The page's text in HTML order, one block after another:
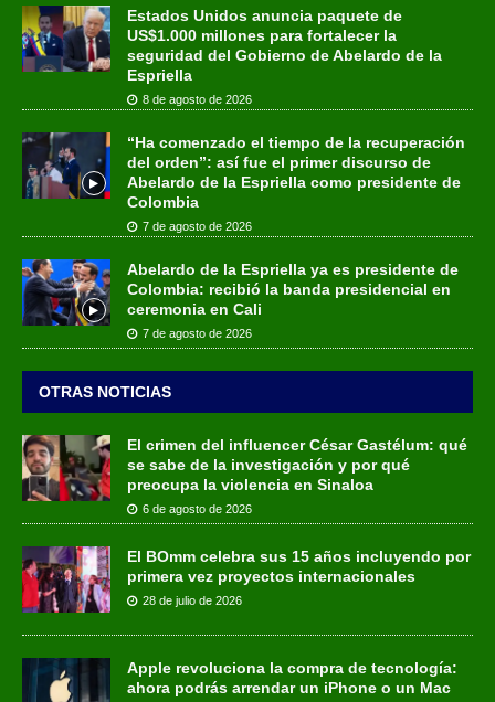
Estados Unidos anuncia paquete de
US$1.000 millones para fortalecer la
seguridad del Gobierno de Abelardo de la
Espriella
8 de agosto de 2026
“Ha comenzado el tiempo de la recuperación
del orden”: así fue el primer discurso de
Abelardo de la Espriella como presidente de
Colombia
7 de agosto de 2026
Abelardo de la Espriella ya es presidente de
Colombia: recibió la banda presidencial en
ceremonia en Cali
7 de agosto de 2026
OTRAS NOTICIAS
El crimen del influencer César Gastélum: qué
se sabe de la investigación y por qué
preocupa la violencia en Sinaloa
6 de agosto de 2026
El BOmm celebra sus 15 años incluyendo por
primera vez proyectos internacionales
28 de julio de 2026
Apple revoluciona la compra de tecnología:
ahora podrás arrendar un iPhone o un Mac